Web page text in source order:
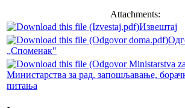
Attachments:
Извештај
„Споменак"
Министарства за рад, запошљавање,
питања